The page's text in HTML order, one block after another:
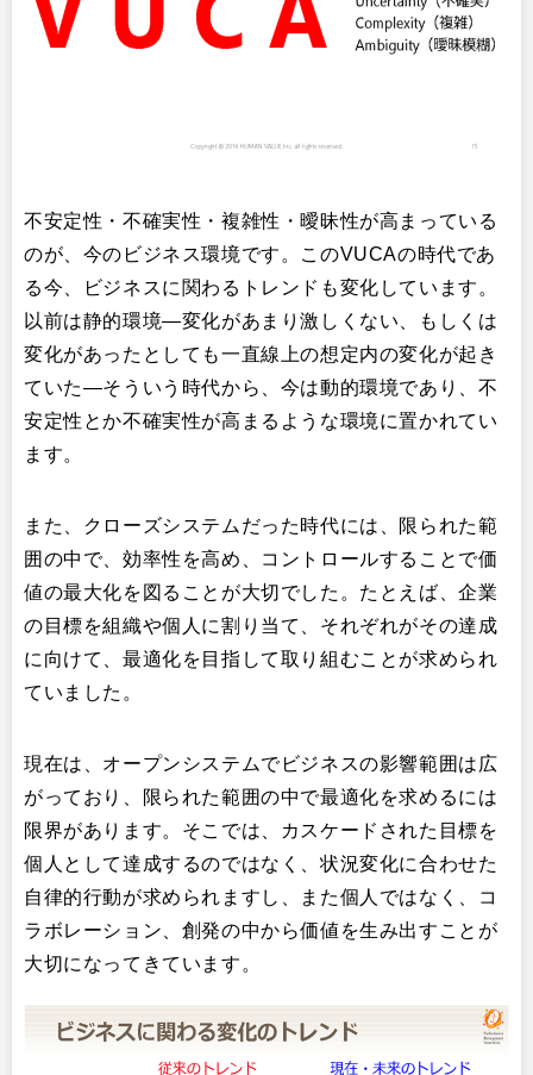
不安定性・不確実性・複雑性・曖昧性が高まっている
のが、今のビジネス環境です。このVUCAの時代であ
る今、ビジネスに関わるトレンドも変化しています。
以前は静的環境―変化があまり激しくない、もしくは
変化があったとしても一直線上の想定内の変化が起き
ていた―そういう時代から、今は動的環境であり、不
安定性とか不確実性が高まるような環境に置かれてい
ます。
また、クローズシステムだった時代には、限られた範
囲の中で、効率性を高め、コントロールすることで価
値の最大化を図ることが大切でした。たとえば、企業
の目標を組織や個人に割り当て、それぞれがその達成
に向けて、最適化を目指して取り組むことが求められ
ていました。
現在は、オープンシステムでビジネスの影響範囲は広
がっており、限られた範囲の中で最適化を求めるには
限界があります。そこでは、カスケードされた目標を
個人として達成するのではなく、状況変化に合わせた
自律的行動が求められますし、また個人ではなく、コ
ラボレーション、創発の中から価値を生み出すことが
大切になってきています。